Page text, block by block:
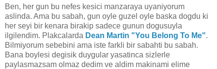
Ben, her gun bu nefes kesici manzaraya uyaniyorum
aslinda. Ama bu sabah, gun oyle guzel oyle baska dogdu ki
her seyi bir kenara birakip sadece gunun dogusuyla
ilgilendim. Plakcalarda Dean Martin "You Belong To Me".
Bilmiyorum sebebini ama iste farkli bir sabahti bu sabah.
Bana boylesi degisik duygular yasatinca sizlerle
paylasmazsam olmaz dedim ve aldim makinami elime